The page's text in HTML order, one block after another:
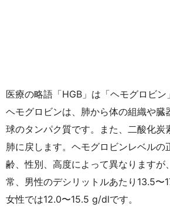
医療の略語「HGB」は「ヘモグロビン
ヘモグロビンは、肺から体の組織や臓
球のタンパク質です。また、二酸化炭
肺に戻します。ヘモグロビンレベルの
齢、性別、高度によって異なりますが
常、男性のデシリットルあたり13.5〜
女性では12.0〜15.5 g/dlです。